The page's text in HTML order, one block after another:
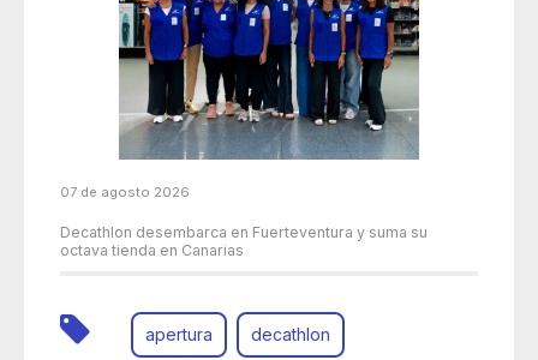
07 de agosto 2026
Decathlon desembarca en Fuerteventura y suma su
octava tienda en Canarias
apertura decathlon